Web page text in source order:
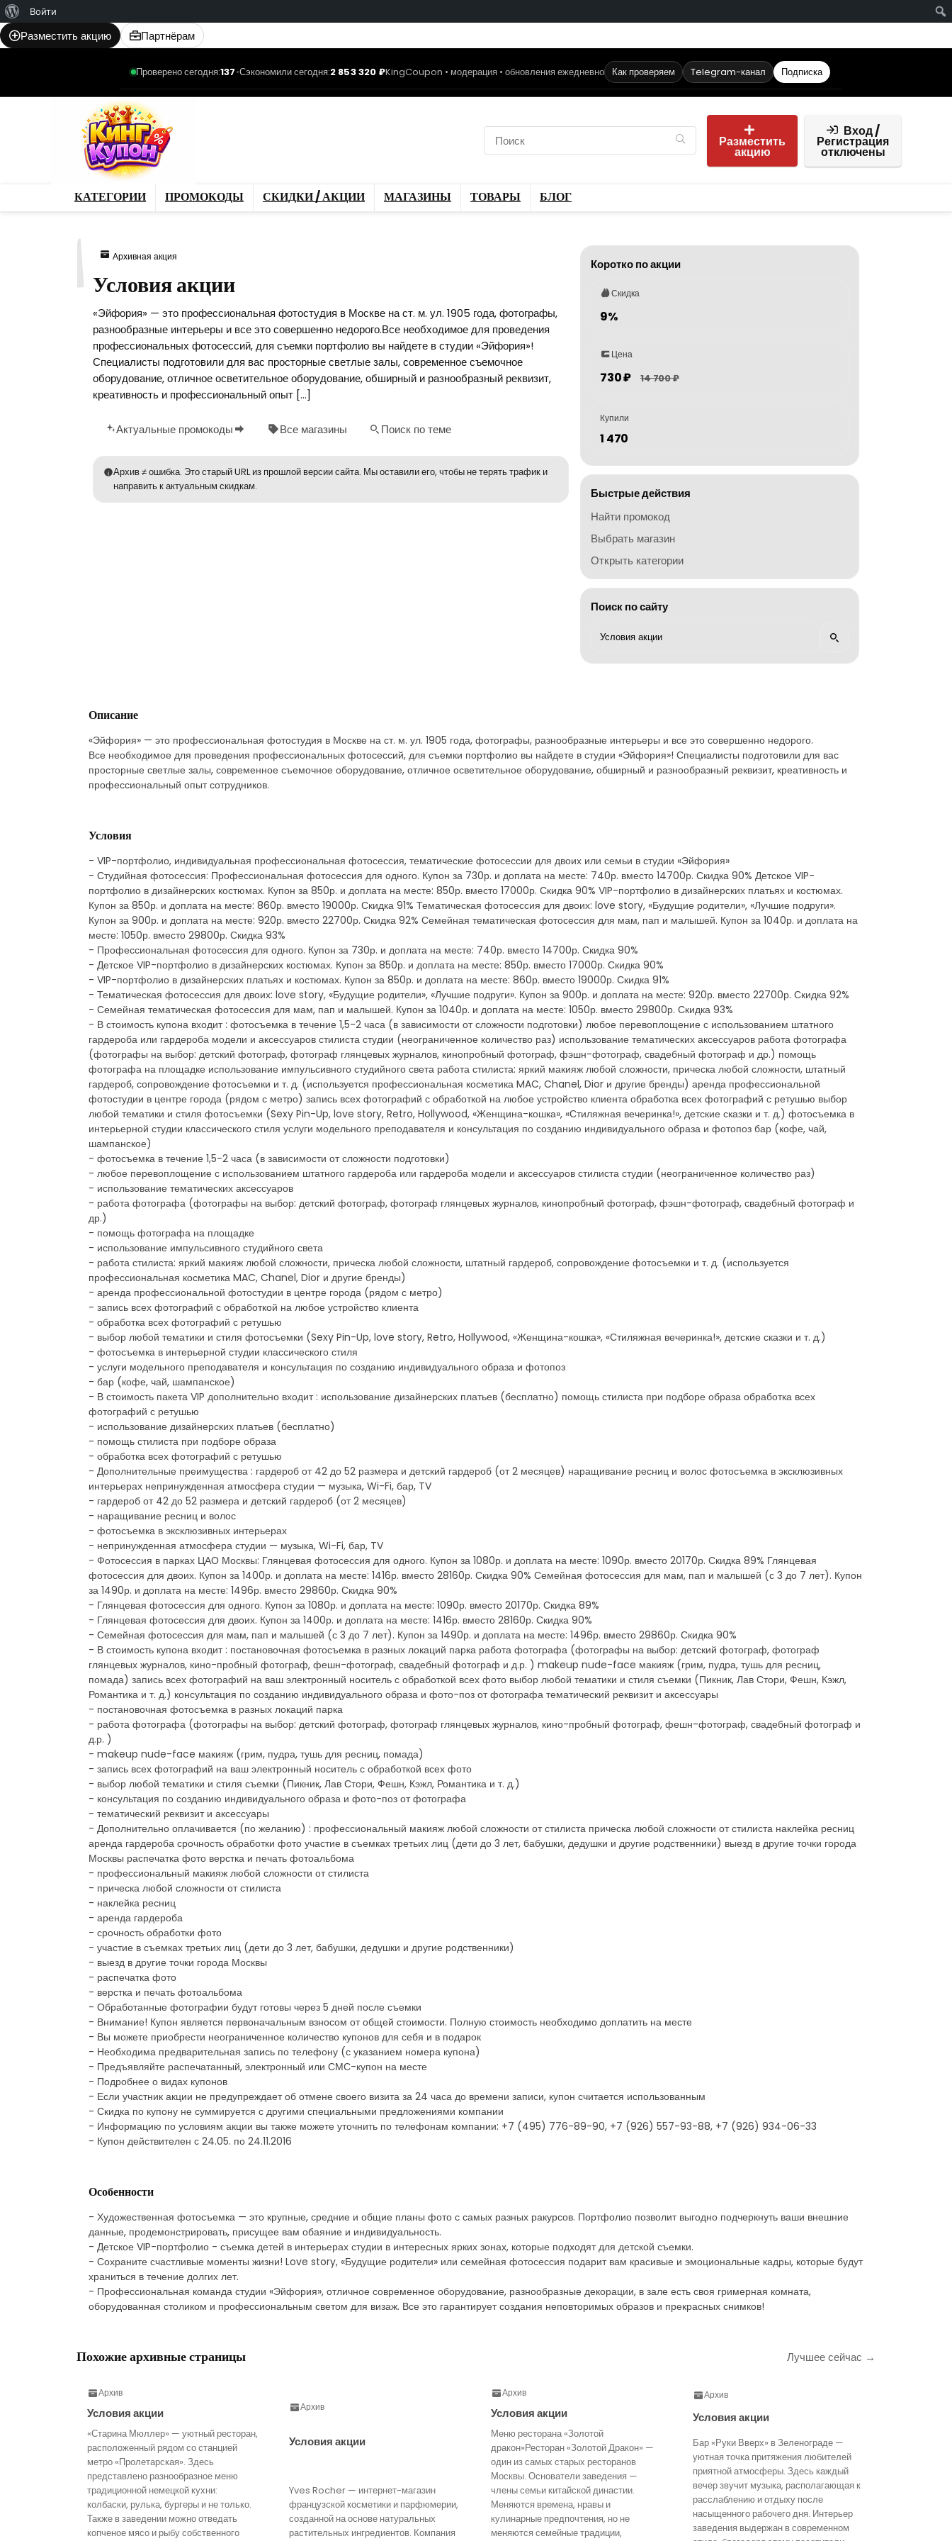
WordPress
Войти
Разместить акцию Партнёрам
Проверено сегодня:137•Сэкономили сегодня:2 853 320 ₽KingCoupon • модерация • обновления ежедневно Как проверяем Telegram-канал Подписка
Разместить
акцию
Вход /
Регистрация
отключены
КАТЕГОРИИ ПРОМОКОДЫ СКИДКИ / АКЦИИ МАГАЗИНЫ ТОВАРЫ БЛОГ
Архивная акция
Условия акции
«Эйфория» — это профессиональная фотостудия в Москве на ст. м. ул. 1905 года, фотографы,
разнообразные интерьеры и все это совершенно недорого.Все необходимое для проведения
профессиональных фотосессий, для съемки портфолио вы найдете в студии «Эйфория»!
Специалисты подготовили для вас просторные светлые залы, современное съемочное
оборудование, отличное осветительное оборудование, обширный и разнообразный реквизит,
креативность и профессиональный опыт […]
Актуальные промокоды Все магазины Поиск по теме
Архив ≠ ошибка. Это старый URL из прошлой версии сайта. Мы оставили его, чтобы не терять трафик и
направить к актуальным скидкам.
Коротко по акции
Скидка
9%
Цена
730 ₽ 14 700 ₽
Купили
1 470
Быстрые действия
Найти промокод
Выбрать магазин
Открыть категории
Поиск по сайту
Описание
«Эйфория» — это профессиональная фотостудия в Москве на ст. м. ул. 1905 года, фотографы, разнообразные интерьеры и все это совершенно недорого.
Все необходимое для проведения профессиональных фотосессий, для съемки портфолио вы найдете в студии «Эйфория»! Специалисты подготовили для вас
просторные светлые залы, современное съемочное оборудование, отличное осветительное оборудование, обширный и разнообразный реквизит, креативность и
профессиональный опыт сотрудников.
Условия
- VIP-портфолио, индивидуальная профессиональная фотосессия, тематические фотосессии для двоих или семьи в студии «Эйфория»
- Студийная фотосессия: Профессиональная фотосессия для одного. Купон за 730р. и доплата на месте: 740р. вместо 14700р. Скидка 90% Детское VIP-
портфолио в дизайнерских костюмах. Купон за 850р. и доплата на месте: 850р. вместо 17000р. Скидка 90% VIP-портфолио в дизайнерских платьях и костюмах.
Купон за 850р. и доплата на месте: 860р. вместо 19000р. Скидка 91% Тематическая фотосессия для двоих: love story, «Будущие родители», «Лучшие подруги».
Купон за 900р. и доплата на месте: 920р. вместо 22700р. Скидка 92% Семейная тематическая фотосессия для мам, пап и малышей. Купон за 1040р. и доплата на
месте: 1050р. вместо 29800р. Скидка 93%
- Профессиональная фотосессия для одного. Купон за 730р. и доплата на месте: 740р. вместо 14700р. Скидка 90%
- Детское VIP-портфолио в дизайнерских костюмах. Купон за 850р. и доплата на месте: 850р. вместо 17000р. Скидка 90%
- VIP-портфолио в дизайнерских платьях и костюмах. Купон за 850р. и доплата на месте: 860р. вместо 19000р. Скидка 91%
- Тематическая фотосессия для двоих: love story, «Будущие родители», «Лучшие подруги». Купон за 900р. и доплата на месте: 920р. вместо 22700р. Скидка 92%
- Семейная тематическая фотосессия для мам, пап и малышей. Купон за 1040р. и доплата на месте: 1050р. вместо 29800р. Скидка 93%
- В стоимость купона входит : фотосъемка в течение 1,5-2 часа (в зависимости от сложности подготовки) любое перевоплощение с использованием штатного
гардероба или гардероба модели и аксессуаров стилиста студии (неограниченное количество раз) использование тематических аксессуаров работа фотографа
(фотографы на выбор: детский фотограф, фотограф глянцевых журналов, кинопробный фотограф, фэшн-фотограф, свадебный фотограф и др.) помощь
фотографа на площадке использование импульсивного студийного света работа стилиста: яркий макияж любой сложности, прическа любой сложности, штатный
гардероб, сопровождение фотосъемки и т. д. (используется профессиональная косметика MAC, Chanel, Dior и другие бренды) аренда профессиональной
фотостудии в центре города (рядом с метро) запись всех фотографий с обработкой на любое устройство клиента обработка всех фотографий с ретушью выбор
любой тематики и стиля фотосъемки (Sexy Pin-Up, love story, Retro, Hollywood, «Женщина-кошка», «Стиляжная вечеринка!», детские сказки и т. д.) фотосъемка в
интерьерной студии классического стиля услуги модельного преподавателя и консультация по созданию индивидуального образа и фотопоз бар (кофе, чай,
шампанское)
- фотосъемка в течение 1,5-2 часа (в зависимости от сложности подготовки)
- любое перевоплощение с использованием штатного гардероба или гардероба модели и аксессуаров стилиста студии (неограниченное количество раз)
- использование тематических аксессуаров
- работа фотографа (фотографы на выбор: детский фотограф, фотограф глянцевых журналов, кинопробный фотограф, фэшн-фотограф, свадебный фотограф и
др.)
- помощь фотографа на площадке
- использование импульсивного студийного света
- работа стилиста: яркий макияж любой сложности, прическа любой сложности, штатный гардероб, сопровождение фотосъемки и т. д. (используется
профессиональная косметика MAC, Chanel, Dior и другие бренды)
- аренда профессиональной фотостудии в центре города (рядом с метро)
- запись всех фотографий с обработкой на любое устройство клиента
- обработка всех фотографий с ретушью
- выбор любой тематики и стиля фотосъемки (Sexy Pin-Up, love story, Retro, Hollywood, «Женщина-кошка», «Стиляжная вечеринка!», детские сказки и т. д.)
- фотосъемка в интерьерной студии классического стиля
- услуги модельного преподавателя и консультация по созданию индивидуального образа и фотопоз
- бар (кофе, чай, шампанское)
- В стоимость пакета VIP дополнительно входит : использование дизайнерских платьев (бесплатно) помощь стилиста при подборе образа обработка всех
фотографий с ретушью
- использование дизайнерских платьев (бесплатно)
- помощь стилиста при подборе образа
- обработка всех фотографий с ретушью
- Дополнительные преимущества : гардероб от 42 до 52 размера и детский гардероб (от 2 месяцев) наращивание ресниц и волос фотосъемка в эксклюзивных
интерьерах непринужденная атмосфера студии — музыка, Wi-Fi, бар, TV
- гардероб от 42 до 52 размера и детский гардероб (от 2 месяцев)
- наращивание ресниц и волос
- фотосъемка в эксклюзивных интерьерах
- непринужденная атмосфера студии — музыка, Wi-Fi, бар, TV
- Фотосессия в парках ЦАО Москвы: Глянцевая фотосессия для одного. Купон за 1080р. и доплата на месте: 1090р. вместо 20170р. Скидка 89% Глянцевая
фотосессия для двоих. Купон за 1400р. и доплата на месте: 1416р. вместо 28160р. Скидка 90% Семейная фотосессия для мам, пап и малышей (с 3 до 7 лет). Купон
за 1490р. и доплата на месте: 1496р. вместо 29860р. Скидка 90%
- Глянцевая фотосессия для одного. Купон за 1080р. и доплата на месте: 1090р. вместо 20170р. Скидка 89%
- Глянцевая фотосессия для двоих. Купон за 1400р. и доплата на месте: 1416р. вместо 28160р. Скидка 90%
- Семейная фотосессия для мам, пап и малышей (с 3 до 7 лет). Купон за 1490р. и доплата на месте: 1496р. вместо 29860р. Скидка 90%
- В стоимость купона входит : постановочная фотосъемка в разных локаций парка работа фотографа (фотографы на выбор: детский фотограф, фотограф
глянцевых журналов, кино-пробный фотограф, фешн-фотограф, свадебный фотограф и д.р. ) makeup nude-face макияж (грим, пудра, тушь для ресниц,
помада) запись всех фотографий на ваш электронный носитель с обработкой всех фото выбор любой тематики и стиля съемки (Пикник, Лав Стори, Фешн, Кэжл,
Романтика и т. д.) консультация по созданию индивидуального образа и фото-поз от фотографа тематический реквизит и аксессуары
- постановочная фотосъемка в разных локаций парка
- работа фотографа (фотографы на выбор: детский фотограф, фотограф глянцевых журналов, кино-пробный фотограф, фешн-фотограф, свадебный фотограф и
д.р. )
- makeup nude-face макияж (грим, пудра, тушь для ресниц, помада)
- запись всех фотографий на ваш электронный носитель с обработкой всех фото
- выбор любой тематики и стиля съемки (Пикник, Лав Стори, Фешн, Кэжл, Романтика и т. д.)
- консультация по созданию индивидуального образа и фото-поз от фотографа
- тематический реквизит и аксессуары
- Дополнительно оплачивается (по желанию) : профессиональный макияж любой сложности от стилиста прическа любой сложности от стилиста наклейка ресниц
аренда гардероба срочность обработки фото участие в съемках третьих лиц (дети до 3 лет, бабушки, дедушки и другие родственники) выезд в другие точки города
Москвы распечатка фото верстка и печать фотоальбома
- профессиональный макияж любой сложности от стилиста
- прическа любой сложности от стилиста
- наклейка ресниц
- аренда гардероба
- срочность обработки фото
- участие в съемках третьих лиц (дети до 3 лет, бабушки, дедушки и другие родственники)
- выезд в другие точки города Москвы
- распечатка фото
- верстка и печать фотоальбома
- Обработанные фотографии будут готовы через 5 дней после съемки
- Внимание! Купон является первоначальным взносом от общей стоимости. Полную стоимость необходимо доплатить на месте
- Вы можете приобрести неограниченное количество купонов для себя и в подарок
- Необходима предварительная запись по телефону (с указанием номера купона)
- Предъявляйте распечатанный, электронный или СМС-купон на месте
- Подробнее о видах купонов
- Если участник акции не предупреждает об отмене своего визита за 24 часа до времени записи, купон считается использованным
- Скидка по купону не суммируется с другими специальными предложениями компании
- Информацию по условиям акции вы также можете уточнить по телефонам компании: +7 (495) 776-89-90, +7 (926) 557-93-88, +7 (926) 934-06-33
- Купон действителен с 24.05. по 24.11.2016
Особенности
- Художественная фотосъемка — это крупные, средние и общие планы фото с самых разных ракурсов. Портфолио позволит выгодно подчеркнуть ваши внешние
данные, продемонстрировать, присущее вам обаяние и индивидуальность.
- Детское VIP-портфолио - съемка детей в интерьерах студии в интересных ярких зонах, которые подходят для детской съемки.
- Сохраните счастливые моменты жизни! Love story, «Будущие родители» или семейная фотосессия подарит вам красивые и эмоциональные кадры, которые будут
храниться в течение долгих лет.
- Профессиональная команда студии «Эйфория», отличное современное оборудование, разнообразные декорации, в зале есть своя гримерная комната,
оборудованная столиком и профессиональным светом для визаж. Все это гарантирует создания неповторимых образов и прекрасных снимков!
Похожие архивные страницы Лучшее сейчас →
Архив
Условия акции
«Старина Мюллер» — уютный ресторан,
расположенный рядом со станцией
метро «Пролетарская». Здесь
представлено разнообразное меню
традиционной немецкой кухни:
колбаски, рулька, бургеры и не только.
Также в заведении можно отведать
копченое мясо и рыбу собственного
Архив
Условия акции
Yves Rocher — интернет-магазин
французской косметики и парфюмерии,
созданной на основе натуральных
растительных ингредиентов. Компания
Архив
Условия акции
Меню ресторана «Золотой
дракон»Ресторан «Золотой Дракон» —
один из самых старых ресторанов
Москвы. Основатели заведения —
члены семьи китайской династии.
Меняются времена, нравы и
кулинарные предпочтения, но не
меняются семейные традиции,
Архив
Условия акции
Бар «Руки Вверх» в Зеленограде —
уютная точка притяжения любителей
приятной атмосферы. Здесь каждый
вечер звучит музыка, располагающая к
расслаблению и отдыху после
насыщенного рабочего дня. Интерьер
заведения выдержан в современном